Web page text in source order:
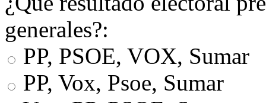
generales?:
PP, PSOE, VOX, Sumar
PP, Vox, Psoe, Sumar